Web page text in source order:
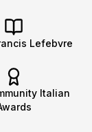
Lefebvre
Italian